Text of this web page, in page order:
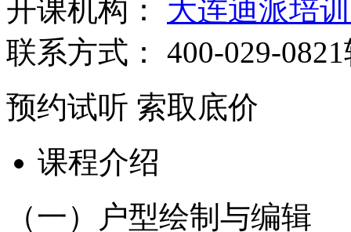
开课机构：
大连迪派培
联系方式：
400-029-
预约试听 索取底价
课程介绍
（一）户型绘制与编辑